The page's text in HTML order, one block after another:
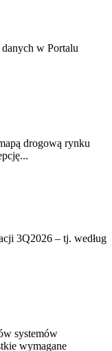
w Portalu
drogową rynku
3Q2026 – tj. według
systemów
wymagane